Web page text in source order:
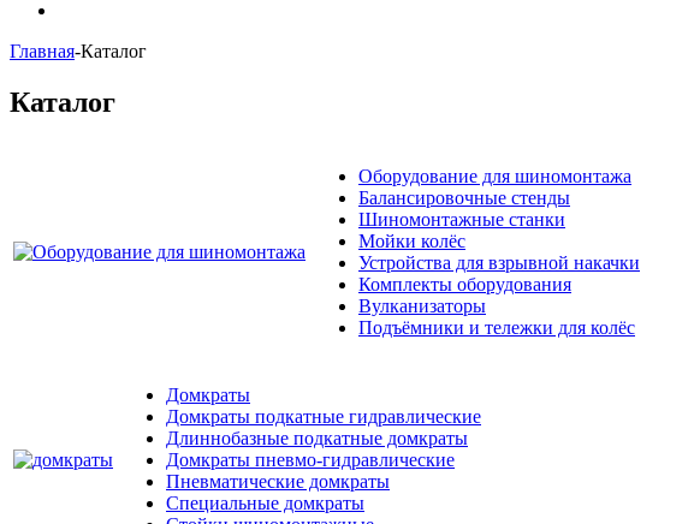
Главная-Каталог
Каталог
Оборудование для шиномонтажа
Балансировочные стенды
Шиномонтажные станки
Мойки колёс
Устройства для взрывной накачки
Комплекты оборудования
Вулканизаторы
Подъёмники и тележки для колёс
Домкраты
Домкраты подкатные гидравлические
Длиннобазные подкатные домкраты
Домкраты пневмо-гидравлические
Пневматические домкраты
Специальные домкраты